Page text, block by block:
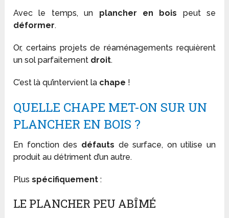
Avec le temps, un plancher en bois peut se
déformer.
Or, certains projets de réaménagements requièrent
un sol parfaitement droit.
C’est là qu’intervient la chape !
QUELLE CHAPE MET-ON SUR UN
PLANCHER EN BOIS ?
En fonction des défauts de surface, on utilise un
produit au détriment d’un autre.
Plusspécifiquement:
LE PLANCHER PEU ABÎMÉ